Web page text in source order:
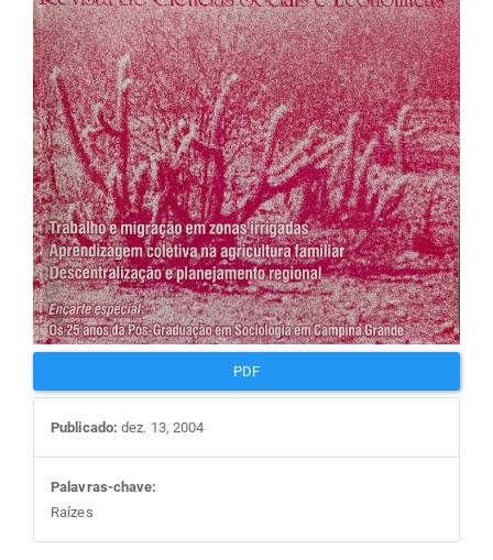
artigos
PDF
Publicado: dez. 13, 2004
Palavras-chave:
Raízes